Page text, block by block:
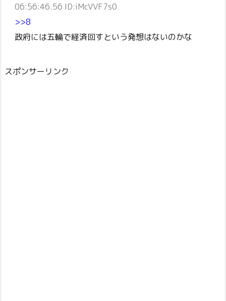
06:56:46.56 ID:iMcVVF7s0
>>8
政府には五輪で経済回すという発想はないのかな
スポンサーリンク